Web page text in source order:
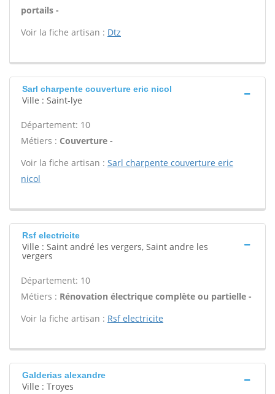
portails -
Voir la fiche artisan : Dtz
Sarl charpente couverture eric nicol
Ville : Saint-lye
Département: 10
Métiers : Couverture -
Voir la fiche artisan : Sarl charpente couverture eric
nicol
Rsf electricite
Ville : Saint andré les vergers, Saint andre les
vergers
Département: 10
Métiers : Rénovation électrique complète ou partielle -
Voir la fiche artisan : Rsf electricite
Galderias alexandre
Ville : Troyes